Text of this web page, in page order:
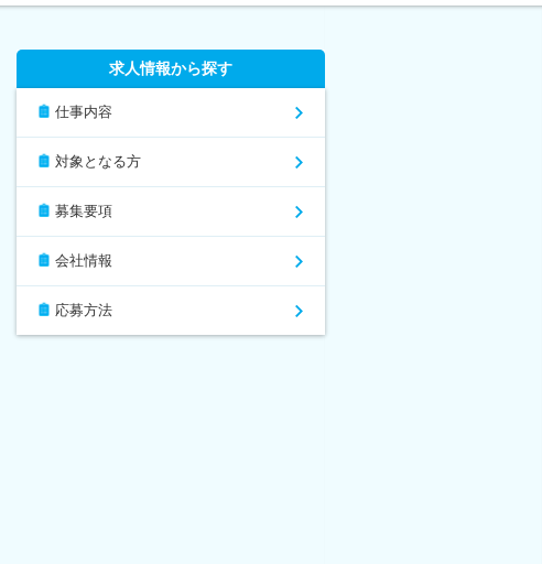
求人情報から探す
仕事内容
対象となる方
募集要項
会社情報
応募方法